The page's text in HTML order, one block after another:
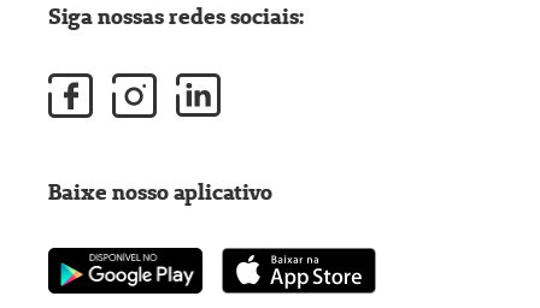
Siga nossas redes sociais:
Baixe nosso aplicativo